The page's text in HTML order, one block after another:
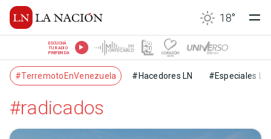
18°
ESCUCHÁ
TU RADIO
PREFERIDA
#TerremotoEnVenezuela #Hacedores LN #Especiales LN
#radicados